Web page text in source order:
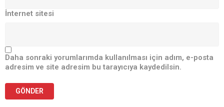
İnternet sitesi
Daha sonraki yorumlarımda kullanılması için adım, e-posta
adresim ve site adresim bu tarayıcıya kaydedilsin.